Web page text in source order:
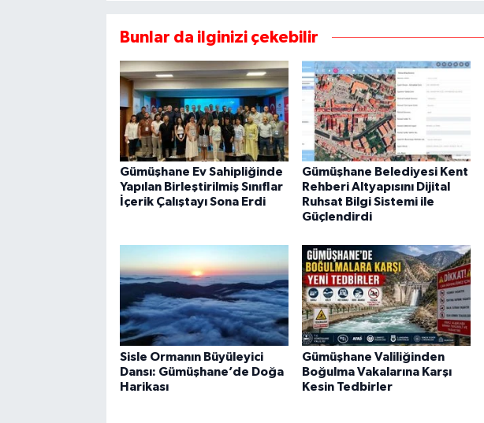
Bunlar da ilginizi çekebilir
Gümüşhane Ev Sahipliğinde
Yapılan Birleştirilmiş Sınıflar
İçerik Çalıştayı Sona Erdi
Gümüşhane Belediyesi Kent
Rehberi Altyapısını Dijital
Ruhsat Bilgi Sistemi ile
Güçlendirdi
Sisle Ormanın Büyüleyici
Dansı: Gümüşhane’de Doğa
Harikası
Gümüşhane Valiliğinden
Boğulma Vakalarına Karşı
Kesin Tedbirler